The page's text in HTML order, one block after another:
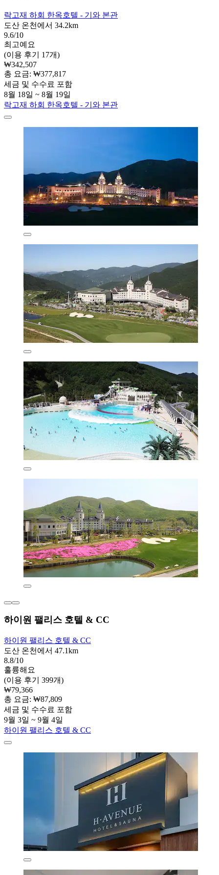
락고재 하회 한옥호텔 - 기와 본관
도산 온천에서 34.2km
9.6/10
최고예요
(이용 후기 17개)
₩342,507
총 요금: ₩377,817
세금 및 수수료 포함
8월 18일 ~ 8월 19일
락고재 하회 한옥호텔 - 기와 본관
하이원 팰리스 호텔 & CC
하이원 팰리스 호텔 & CC
도산 온천에서 47.1km
8.8/10
훌륭해요
(이용 후기 399개)
₩79,366
총 요금: ₩87,809
세금 및 수수료 포함
9월 3일 ~ 9월 4일
하이원 팰리스 호텔 & CC